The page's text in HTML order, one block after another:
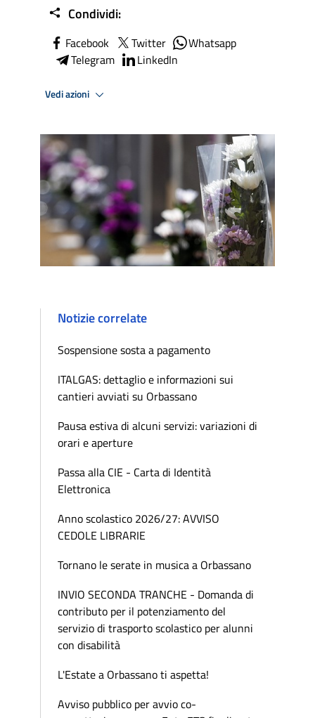
Condividi:
Facebook Twitter
Whatsapp
Telegram
LinkedIn
Vedi azioni
Notizie correlate
Sospensione sosta a pagamento
ITALGAS: dettaglio e informazioni sui
cantieri avviati su Orbassano
Pausa estiva di alcuni servizi: variazioni di
orari e aperture
Passa alla CIE - Carta di Identità
Elettronica
Anno scolastico 2026/27: AVVISO
CEDOLE LIBRARIE
Tornano le serate in musica a Orbassano
INVIO SECONDA TRANCHE - Domanda di
contributo per il potenziamento del
servizio di trasporto scolastico per alunni
con disabilità
L'Estate a Orbassano ti aspetta!
Avviso pubblico per avvio co-